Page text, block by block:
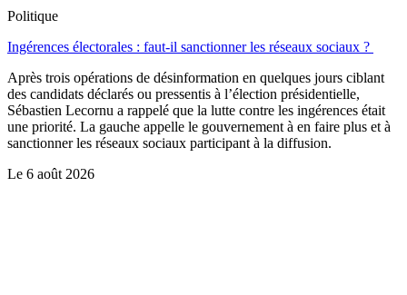
Politique
Ingérences électorales : faut-il sanctionner les réseaux sociaux ?
Après trois opérations de désinformation en quelques jours ciblant
des candidats déclarés ou pressentis à l’élection présidentielle,
Sébastien Lecornu a rappelé que la lutte contre les ingérences était
une priorité. La gauche appelle le gouvernement à en faire plus et à
sanctionner les réseaux sociaux participant à la diffusion.
Le 6 août 2026